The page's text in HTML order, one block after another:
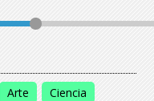
Arte
Ciencia